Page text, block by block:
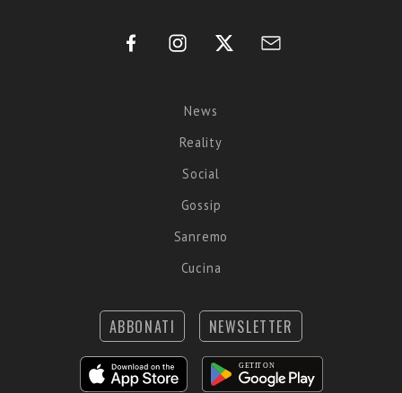
News
Reality
Social
Gossip
Sanremo
Cucina
ABBONATI NEWSLETTER